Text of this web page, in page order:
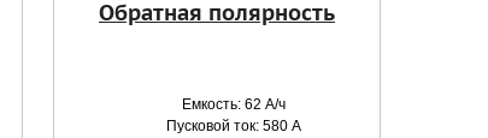
Обратная полярность
Емкость: 62 А/ч
Пусковой ток: 580 А